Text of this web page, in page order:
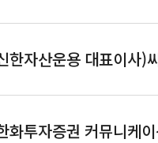
진투자증권 브랜드전
한자산운용 대표이사)
신한자산운용 대표이
화투자증권 커뮤니케